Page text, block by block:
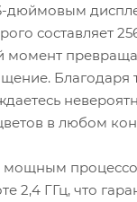
дюймовым
составляет
момент
Благодаря
в любом
мощным
2,4 ГГц, что